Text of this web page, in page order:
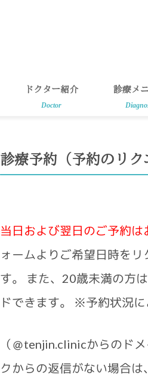
ドクター紹介
Doctor
診療メ
診療予約（予約のリク
当日および翌日のご予約は
ォームよりご希望日時を
す。 また、20歳未満の方
ドできます。 ※予約状況
（＠tenjin.clinicからのド
クからの返信がない場合